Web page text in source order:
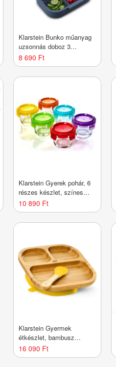
Klarstein Bunko műanyag
uzsonnás doboz 3
rekesszel
8 690 Ft
Klarstein Gyerek pohár, 6
részes készlet, színes
fedelek, légmentesen zárt,
nem áteresztő
10 890 Ft
Klarstein Gyermek
étkészlet, bambusz
tányérral és kanállal, 250
ml, mellékelve
16 090 Ft